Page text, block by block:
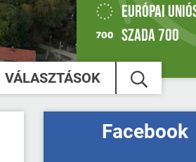
EURÓPAI
SZADA 700
VÁLASZTÁSOK
Facebook